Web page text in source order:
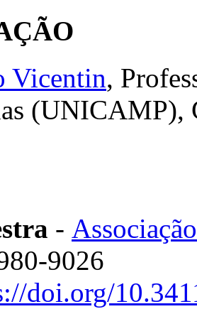
Vicentin,
(UNICAMP),
-
9026
doi.org/